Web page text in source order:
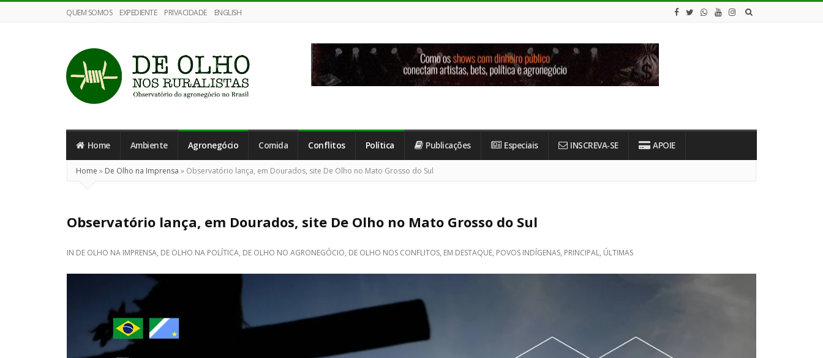
QUEM SOMOS EXPEDIENTE PRIVACIDADE ENGLISH
Olho
nos
Ruralistas
Home Ambiente Agronegócio Comida Conflitos Política Publicações Especiais INSCREVA-SE APOIE
Home » De Olho na Imprensa » Observatório lança, em Dourados, site De Olho no Mato Grosso do Sul
Observatório lança, em Dourados, site De Olho no Mato Grosso do Sul
IN DE OLHO NA IMPRENSA, DE OLHO NA POLÍTICA, DE OLHO NO AGRONEGÓCIO, DE OLHO NOS CONFLITOS, EM DESTAQUE, POVOS INDÍGENAS, PRINCIPAL, ÚLTIMAS